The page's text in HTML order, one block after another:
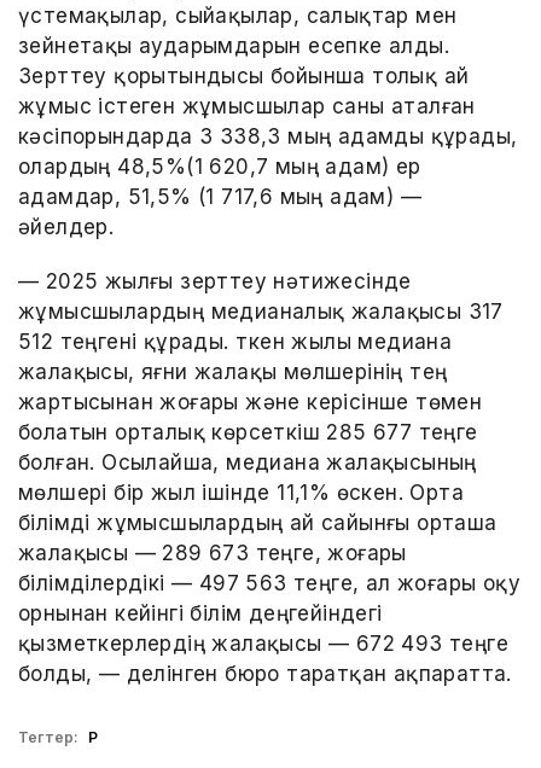
үстемақылар, сыйақылар, салықтар мен
зейнетақы аударымдарын есепке алды.
Зерттеу қорытындысы бойынша толық ай
жұмыс істеген жұмысшылар саны аталған
кәсіпорындарда 3 338,3 мың адамды құрады,
олардың 48,5%(1 620,7 мың адам) ер
адамдар, 51,5% (1 717,6 мың адам) —
әйелдер.
— 2025 жылғы зерттеу нәтижесінде
жұмысшылардың медианалық жалақысы 317
512 теңгені құрады. Өткен жылы медиана
жалақысы, яғни жалақы мөлшерінің тең
жартысынан жоғары және керісінше төмен
болатын орталық көрсеткіш 285 677 теңге
болған. Осылайша, медиана жалақысының
мөлшері бір жыл ішінде 11,1% өскен. Орта
білімді жұмысшылардың ай сайынғы орташа
жалақысы — 289 673 теңге, жоғары
білімділердікі — 497 563 теңге, ал жоғары оқу
орнынан кейінгі білім деңгейіндегі
қызметкерлердің жалақысы — 672 493 теңге
болды, — делінген бюро таратқан ақпаратта.
Тегтер: ҚР